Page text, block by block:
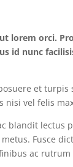
lorem orci.
id nunc
et turpis
vel felis
blandit lectus
Fusce
ac